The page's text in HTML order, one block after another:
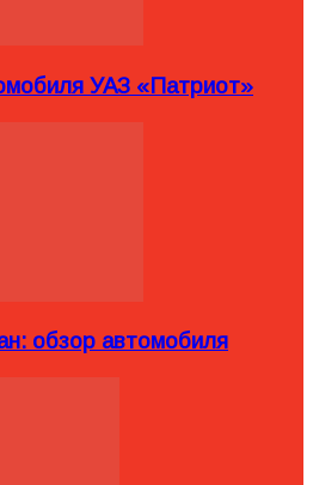
УАЗ «Патриот»
обзор автомобиля